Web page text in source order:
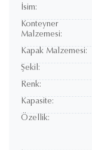
İsim:
Konteyner
Malzemesi:
Kapak Malzemesi:
Şekil:
Renk:
Kapasite:
Özellik: